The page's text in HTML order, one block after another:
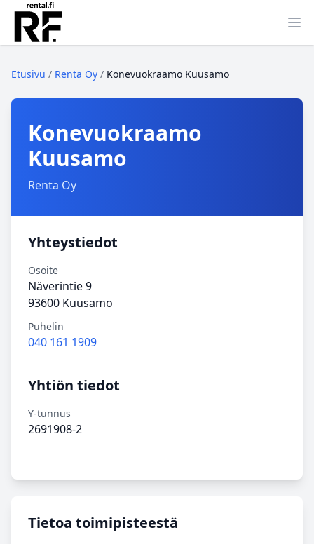
Etusivu / Renta Oy / Konevuokraamo Kuusamo
Konevuokraamo
Kuusamo
Renta Oy
Yhteystiedot
Osoite
Näverintie 9
93600 Kuusamo
Puhelin
040 161 1909
Yhtiön tiedot
Y-tunnus
2691908-2
Tietoa toimipisteestä